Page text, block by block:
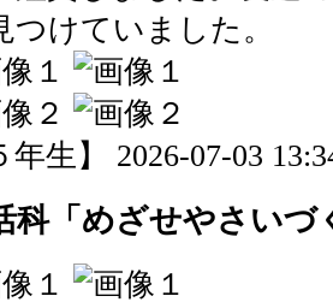
つけていました。
年生】 2026-07-03
科「めざせやさいづ